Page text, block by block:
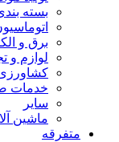
بسته
برق و
لوازم و
خدمات
سایر
ماشین
متفرقه